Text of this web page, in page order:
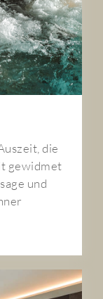
die
gewidmet
und